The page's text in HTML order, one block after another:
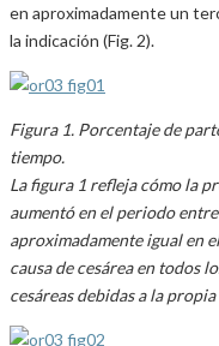
en aproximadamente un
la indicación (Fig. 2).
Figura 1. Porcentaje de
tiempo.
La figura 1 refleja cómo la
aumentó en el periodo
aproximadamente igual en
causa de cesárea en todos
cesáreas debidas a la